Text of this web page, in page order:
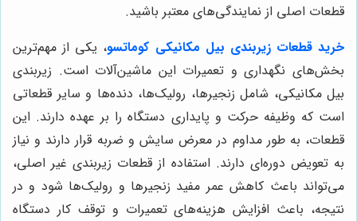
قطعات اصلی از نمایندگی‌های معتبر باشید.
خرید قطعات زیربندی بیل مکانیکی کوماتسو، یکی از مهم‌ترین
بخش‌های نگهداری و تعمیرات این ماشین‌آلات است. زیربندی
بیل مکانیکی، شامل زنجیرها، رولیک‌ها، دنده‌ها و سایر قطعاتی
است که وظیفه حرکت و پایداری دستگاه را بر عهده دارند. این
قطعات، به طور مداوم در معرض سایش و ضربه قرار دارند و نیاز
به تعویض دوره‌ای دارند. استفاده از قطعات زیربندی غیر اصلی،
می‌تواند باعث کاهش عمر مفید زنجیرها و رولیک‌ها شود و در
نتیجه، باعث افزایش هزینه‌های تعمیرات و توقف کار دستگاه